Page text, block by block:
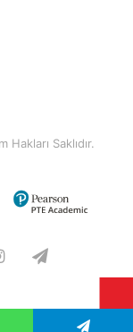
Saklıdır.
Instagram